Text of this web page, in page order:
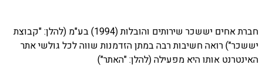
חברת אחים יששכר שירותים והובלות (1994) בע"מ (להלן: "קבוצת
יששכר") רואה חשיבות רבה במתן הזדמנות שווה לכל גולשי אתר
האינטרנט אותו היא מפעילה (להלן: "האתר")